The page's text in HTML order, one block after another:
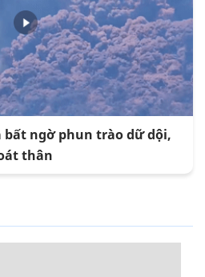
ngờ phun trào dữ dội,
thân